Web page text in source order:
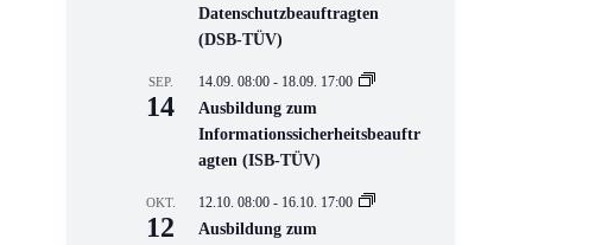
t
u
l
V
e
r
n
s
t
Datenschutzbeauftragten
(DSB-TÜV)
SEP.
14
14.09. 08:00 - 18.09. 17:00
Ausbildung zum
Informationssicherheitsbeauftr
agten (ISB-TÜV)
OKT.
12
12.10. 08:00 - 16.10. 17:00
Ausbildung zum